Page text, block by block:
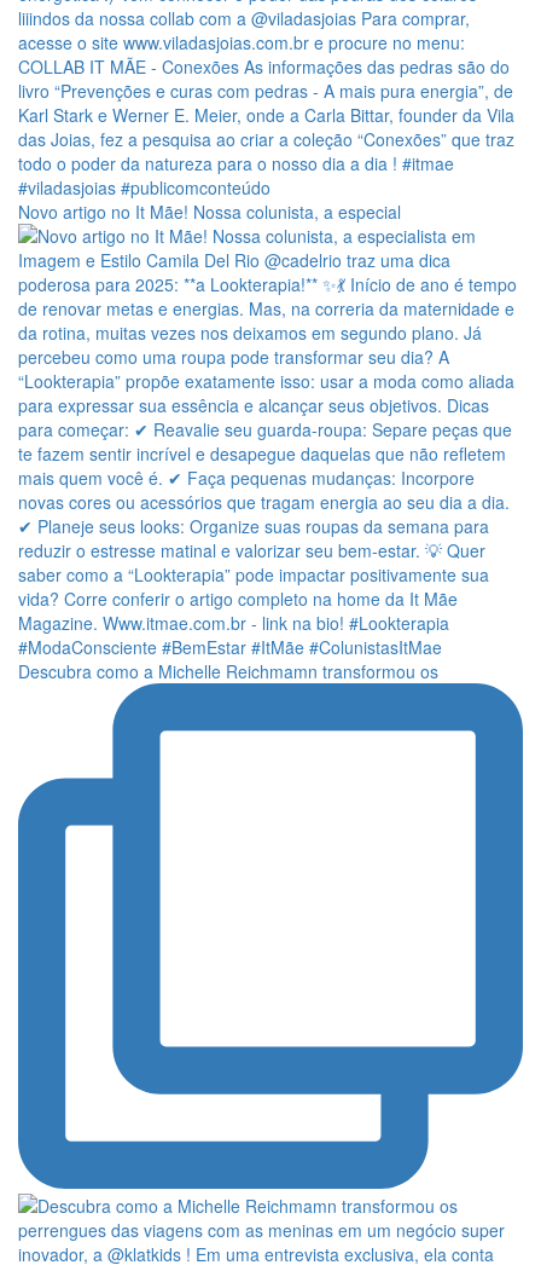
Novo artigo no It Mãe! Nossa colunista, a especial
Descubra como a Michelle Reichmamn transformou os